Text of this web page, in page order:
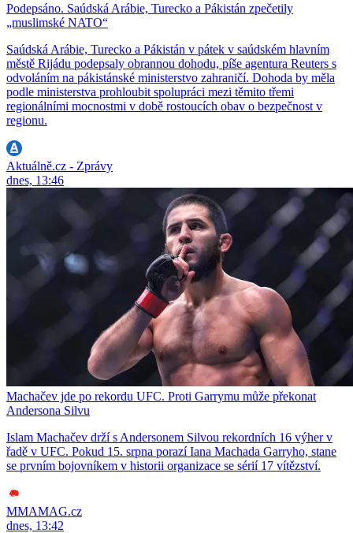
Podepsáno. Saúdská Arábie, Turecko a Pákistán zpečetily
„muslimské NATO“
Saúdská Arábie, Turecko a Pákistán v pátek v saúdském hlavním
městě Rijádu podepsaly obrannou dohodu, píše agentura Reuters s
odvoláním na pákistánské ministerstvo zahraničí. Dohoda by měla
podle ministerstva prohloubit spolupráci mezi těmito třemi
regionálními mocnostmi v době rostoucích obav o bezpečnost v
regionu.
Aktuálně.cz - Zprávy
dnes, 13:46
Machačev jde po rekordu UFC. Proti Garrymu může překonat
Andersona Silvu
Islam Machačev drží s Andersonem Silvou rekordních 16 výher v
řadě v UFC. Pokud 15. srpna porazí Iana Machada Garryho, stane
se prvním bojovníkem v historii organizace se sérií 17 vítězství.
MMAMAG.cz
dnes, 13:42